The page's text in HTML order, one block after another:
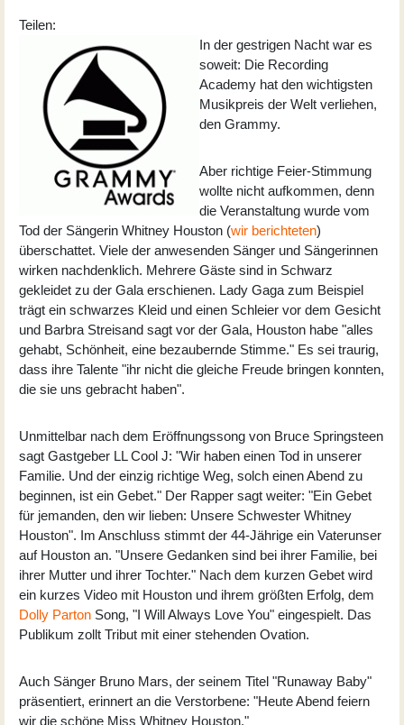
Teilen:
In der gestrigen Nacht war es
soweit: Die Recording
Academy hat den wichtigsten
Musikpreis der Welt verliehen,
den Grammy.
Aber richtige Feier-Stimmung
wollte nicht aufkommen, denn
die Veranstaltung wurde vom
Tod der Sängerin Whitney Houston (wir berichteten)
überschattet. Viele der anwesenden Sänger und Sängerinnen
wirken nachdenklich. Mehrere Gäste sind in Schwarz
gekleidet zu der Gala erschienen. Lady Gaga zum Beispiel
trägt ein schwarzes Kleid und einen Schleier vor dem Gesicht
und Barbra Streisand sagt vor der Gala, Houston habe "alles
gehabt, Schönheit, eine bezaubernde Stimme." Es sei traurig,
dass ihre Talente "ihr nicht die gleiche Freude bringen konnten,
die sie uns gebracht haben".
Unmittelbar nach dem Eröffnungssong von Bruce Springsteen
sagt Gastgeber LL Cool J: "Wir haben einen Tod in unserer
Familie. Und der einzig richtige Weg, solch einen Abend zu
beginnen, ist ein Gebet." Der Rapper sagt weiter: "Ein Gebet
für jemanden, den wir lieben: Unsere Schwester Whitney
Houston". Im Anschluss stimmt der 44-Jährige ein Vaterunser
auf Houston an. "Unsere Gedanken sind bei ihrer Familie, bei
ihrer Mutter und ihrer Tochter." Nach dem kurzen Gebet wird
ein kurzes Video mit Houston und ihrem größten Erfolg, dem
Dolly Parton Song, "I Will Always Love You" eingespielt. Das
Publikum zollt Tribut mit einer stehenden Ovation.
Auch Sänger Bruno Mars, der seinem Titel "Runaway Baby"
präsentiert, erinnert an die Verstorbene: "Heute Abend feiern
wir die schöne Miss Whitney Houston."